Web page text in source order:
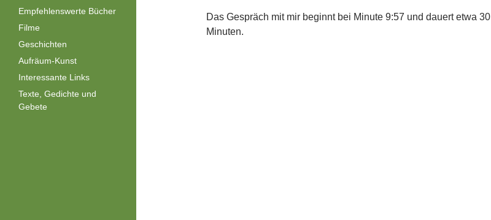
Das Gespräch mit mir beginnt bei Minute 9:57 und dauert etwa 30
Minuten.
Empfehlenswerte Bücher
Filme
Geschichten
Aufräum-Kunst
Interessante Links
Texte, Gedichte und
Gebete